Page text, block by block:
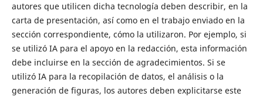
autores que utilicen dicha tecnología deben describir, en la
carta de presentación, así como en el trabajo enviado en la
sección correspondiente, cómo la utilizaron. Por ejemplo, si
se utilizó IA para el apoyo en la redacción, esta información
debe incluirse en la sección de agradecimientos. Si se
utilizó IA para la recopilación de datos, el análisis o la
generación de figuras, los autores deben explicitarse este